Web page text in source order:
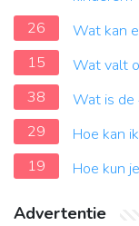
26
Wat kan
15
Wat valt
38
Wat is de
29
Hoe kan
19
Hoe kun
Advertentie